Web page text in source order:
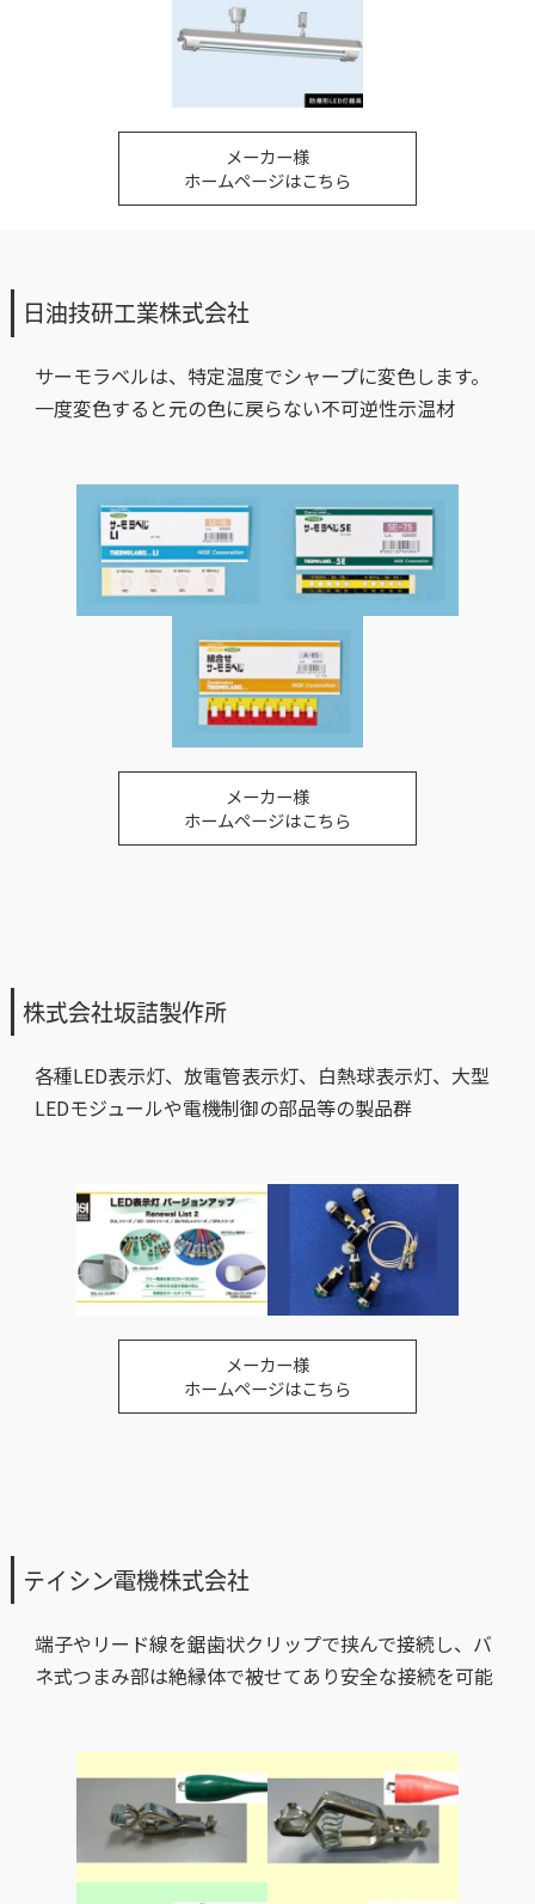
メーカー様
ホームページはこちら
日油技研工業株式会社
サーモラベルは、特定温度でシャープに変色します。
一度変色すると元の色に戻らない不可逆性示温材
メーカー様
ホームページはこちら
株式会社坂詰製作所
各種LED表示灯、放電管表示灯、白熱球表示灯、大型
LEDモジュールや電機制御の部品等の製品群
メーカー様
ホームページはこちら
テイシン電機株式会社
端子やリード線を鋸歯状クリップで挟んで接続し、バ
ネ式つまみ部は絶縁体で被せてあり安全な接続を可能